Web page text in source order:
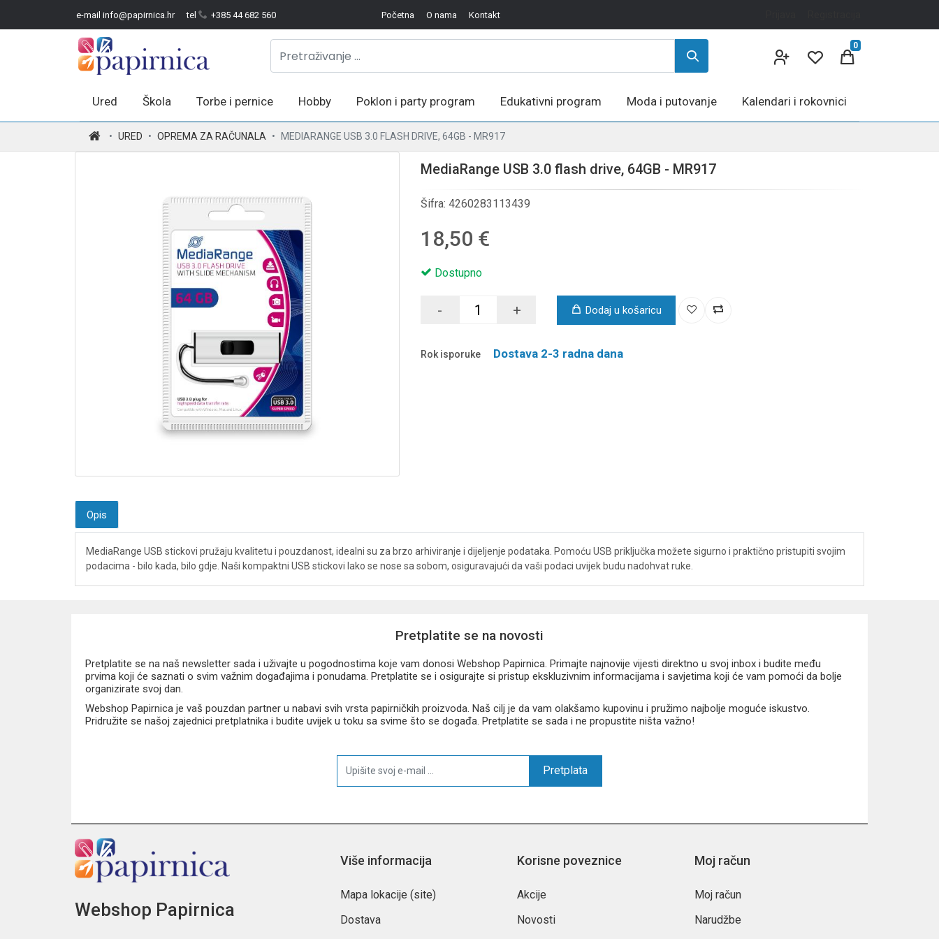
e-mail info@papirnica.hr tel +385 44 682 560 Početna O nama Kontakt
0
Ured Škola Torbe i pernice Hobby Poklon i party program Edukativni program Moda i putovanje Kalendari i rokovnici
URED OPREMA ZA RAČUNALA MEDIARANGE USB 3.0 FLASH DRIVE, 64GB - MR917
MediaRange USB 3.0 flash drive, 64GB - MR917
Šifra: 4260283113439
18,50 €
Dostupno
- + Dodaj u košaricu
Rok isporuke Dostava 2-3 radna dana
Opis
MediaRange USB stickovi pružaju kvalitetu i pouzdanost, idealni su za brzo arhiviranje i dijeljenje podataka. Pomoću USB priključka možete sigurno i praktično pristupiti svojim
podacima - bilo kada, bilo gdje. Naši kompaktni USB stickovi lako se nose sa sobom, osiguravajući da vaši podaci uvijek budu nadohvat ruke.
Pretplatite se na novosti
Pretplatite se na naš newsletter sada i uživajte u pogodnostima koje vam donosi Webshop Papirnica. Primajte najnovije vijesti direktno u svoj inbox i budite među
prvima koji će saznati o svim važnim događajima i ponudama. Pretplatite se i osigurajte si pristup ekskluzivnim informacijama i savjetima koji će vam pomoći da bolje
organizirate svoj dan.
Webshop Papirnica je vaš pouzdan partner u nabavi svih vrsta papirničkih proizvoda. Naš cilj je da vam olakšamo kupovinu i pružimo najbolje moguće iskustvo.
Pridružite se našoj zajednici pretplatnika i budite uvijek u toku sa svime što se događa. Pretplatite se sada i ne propustite ništa važno!
Pretplata
Webshop Papirnica
Više informacija
Mapa lokacije (site)
Dostava
Korisne poveznice
Akcije
Novosti
Moj račun
Moj račun
Narudžbe